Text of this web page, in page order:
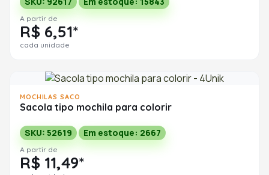
A partir de
R$ 6,51*
cada unidade
MOCHILAS SACO
Sacola tipo mochila para colorir
SKU: 52619 Em estoque: 2667
A partir de
R$ 11,49*